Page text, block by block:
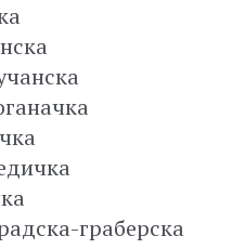
граберска